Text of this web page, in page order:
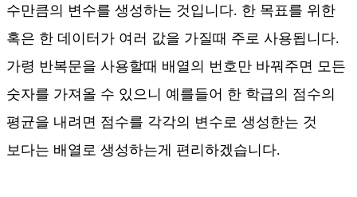
수만큼의 변수를 생성하는 것입니다. 한 목표를 위한
혹은 한 데이터가 여러 값을 가질때 주로 사용됩니다.
가령 반복문을 사용할때 배열의 번호만 바꿔주면 모든
숫자를 가져올 수 있으니 예를들어 한 학급의 점수의
평균을 내려면 점수를 각각의 변수로 생성한는 것
보다는 배열로 생성하는게 편리하겠습니다.